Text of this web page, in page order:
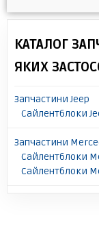
КАТАЛОГ
ЯКИХ
Запчастини Jeep
Сайлентблоки
Запчастини
Сайлентблоки
Сайлентблоки